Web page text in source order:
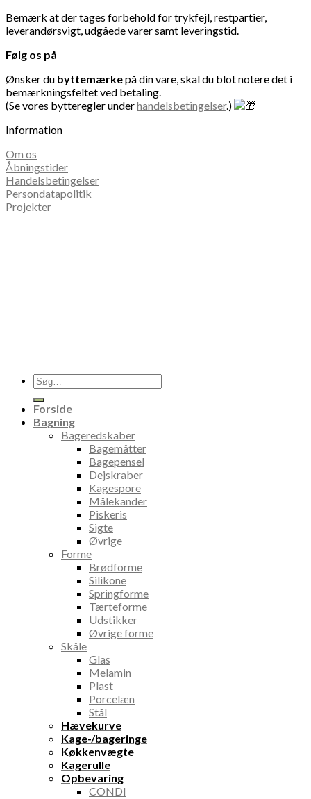
Bemærk at der tages forbehold for trykfejl, restpartier,
leverandørsvigt, udgåede varer samt leveringstid.
Følg os på
Ønsker du byttemærkepå din vare, skal du blot notere det i
bemærkningsfeltet ved betaling.
(Se vores bytteregler underhandelsbetingelser.)
Information
Om os
Åbningstider
Handelsbetingelser
Persondatapolitik
Projekter
Søg
efter:
Forside
Bagning
Bageredskaber
Bagemåtter
Bagepensel
Dejskraber
Kagespore
Målekander
Piskeris
Sigte
Øvrige
Forme
Brødforme
Silikone
Springforme
Tærteforme
Udstikker
Øvrige forme
Skåle
Glas
Melamin
Plast
Porcelæn
Stål
Hævekurve
Kage-/bageringe
Køkkenvægte
Kagerulle
Opbevaring
CONDI